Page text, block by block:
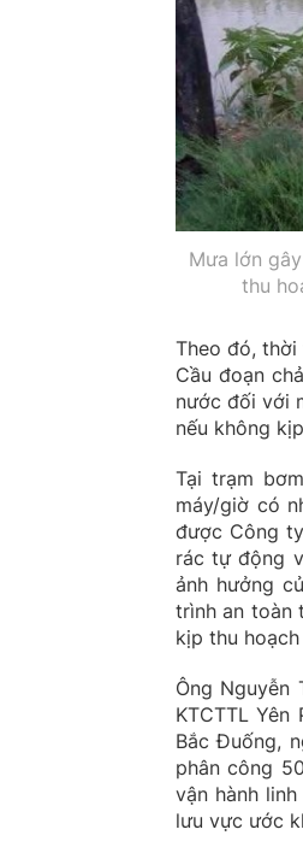
Mưa lớn
thu
Theo đó,
Cầu đoạn
nước đối với
nếu không
Tại trạm
máy/giờ có
được Công
rác tự động
ảnh hưởng
trình an toàn
kịp thu
Ông Nguyễn
KTCTTL
Bắc Đuống,
phân công
vận hành
lưu vực ước